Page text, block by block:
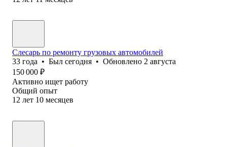
Слесарь по ремонту грузовых автомобилей
33 года • Был сегодня • Обновлено 2 августа
150 000 ₽
Активно ищет работу
Общий опыт
12 лет 10 месяцев